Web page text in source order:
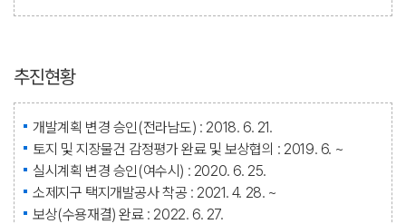
추진현황
개발계획 변경 승인(전라남도) : 2018. 6. 21.
토지 및 지장물건 감정평가 완료 및 보상협의 : 2019. 6. ~
실시계획 변경 승인(여수시) : 2020. 6. 25.
소제지구 택지개발공사 착공 : 2021. 4. 28. ~
보상(수용재결) 완료 : 2022. 6. 27.